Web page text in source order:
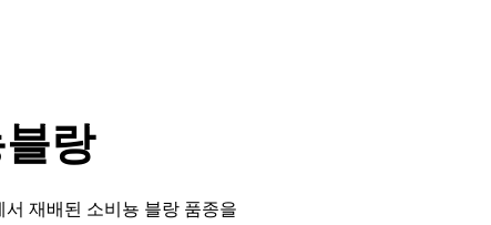
랑
재배된 소비뇽 블랑 품종을